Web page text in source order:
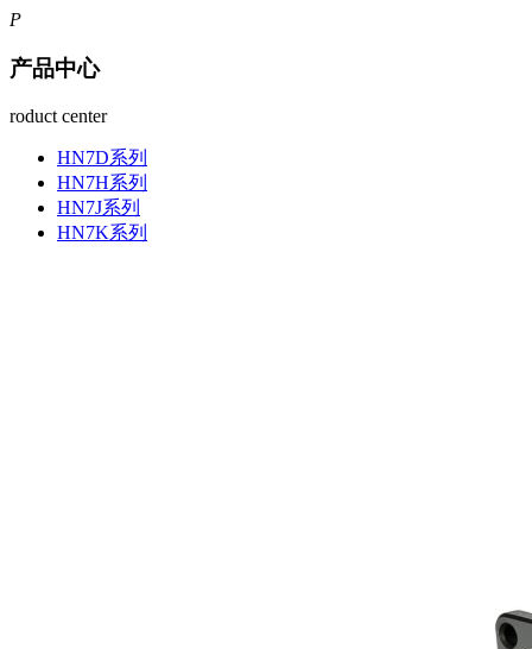
P
产品中心
roduct center
HN7D系列
HN7H系列
HN7J系列
HN7K系列